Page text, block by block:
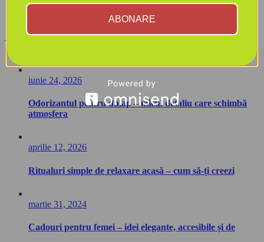
Ultima postare
iunie 24, 2026
Odorizantul pentru dulap – micul detaliu care schimbă
atmosfera
aprilie 12, 2026
Ritualuri simple de relaxare acasă – cum să-ți creezi
martie 31, 2024
Cadouri pentru femei – idei elegante, accesibile și de
ABONARE